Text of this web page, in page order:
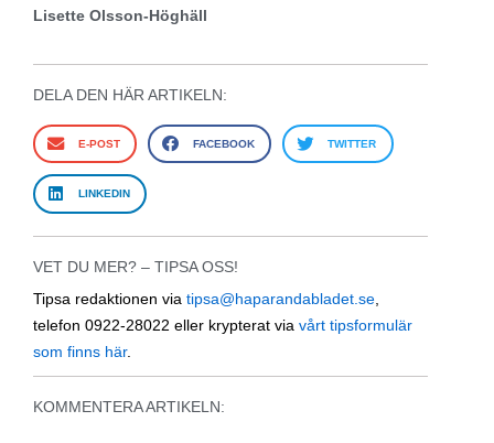
Lisette Olsson-Höghäll
DELA DEN HÄR ARTIKELN:
E-POST FACEBOOK TWITTER
LINKEDIN
VET DU MER? – TIPSA OSS!
Tipsa redaktionen via tipsa@haparandabladet.se
telefon 0922-28022 eller krypterat via vårt tipsformulär
som finns här.
KOMMENTERA ARTIKELN: